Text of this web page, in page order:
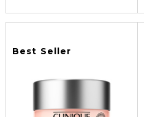
Best Seller